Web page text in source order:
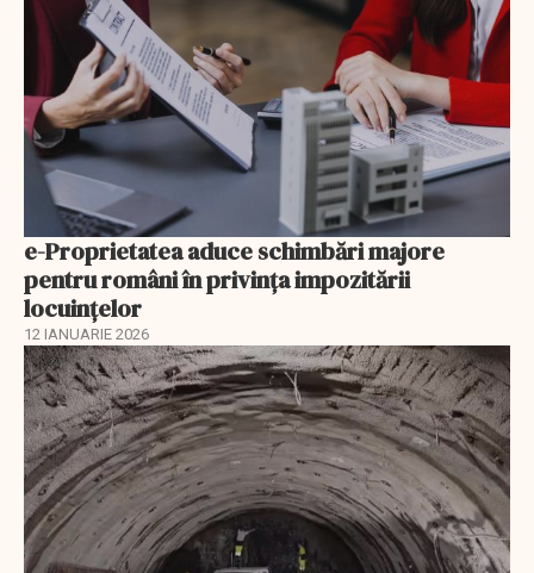
e-Proprietatea aduce schimbări majore
pentru români în privinţa impozitării
locuințelor
12 IANUARIE 2026